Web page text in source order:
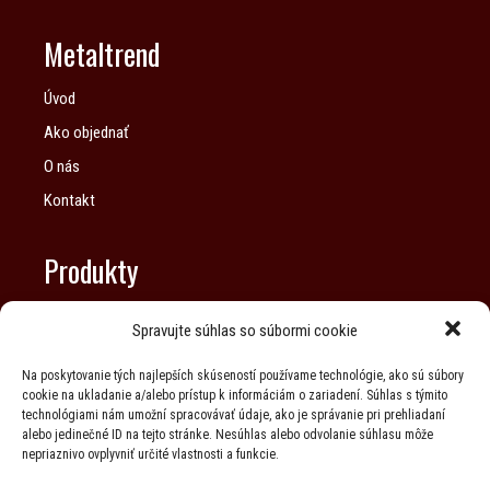
Spravujte súhlas so súbormi cookie
Na poskytovanie tých najlepších skúseností používame technológie, ako sú súbory
cookie na ukladanie a/alebo prístup k informáciám o zariadení. Súhlas s týmito
technológiami nám umožní spracovávať údaje, ako je správanie pri prehliadaní
alebo jedinečné ID na tejto stránke. Nesúhlas alebo odvolanie súhlasu môže
nepriaznivo ovplyvniť určité vlastnosti a funkcie.
Metaltrend
Úvod
Ako objednať
O nás
Kontakt
Produkty
Realizácie
Ochrana súkromia